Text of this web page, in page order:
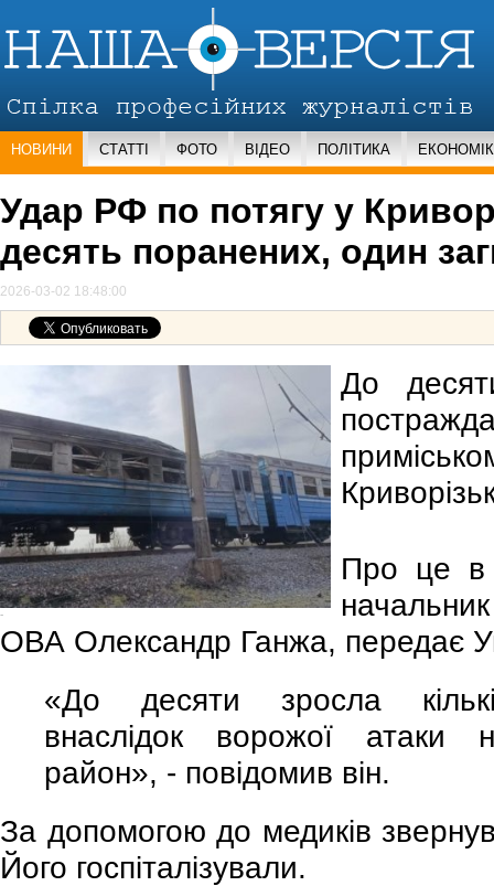
НОВИНИ СТАТТІ ФОТО ВІДЕО ПОЛІТИКА
Удар РФ по потягу у
десять поранених, один
2026-03-02 18:48:00
-
До
Про це
ОВА Олександр Ганжа, передає
«До десяти зросла
внаслідок ворожої атаки
район», - повідомив він.
За допомогою до медиків
Його госпіталізували.